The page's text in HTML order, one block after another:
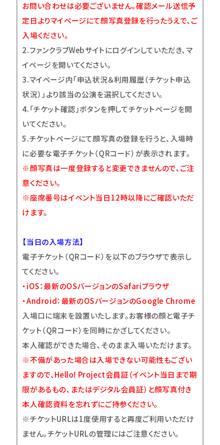
お問い合わせは必要ございません。確認メール送信予
定日よりマイページにて顔写真登録を行ったうえで、ご
入場ください。
2.ファンクラブWebサイトにログインしていただき、マ
イページを開いてください。
3.マイページ内「申込状況＆利用履歴（チケット申込
状況）」より該当の公演を選択してください。
4.「チケット確認」ボタンを押してチケットページを開
いてください。
5.チケットページにて顔写真の登録を行うと、入場時
に必要な電子チケット（QRコード）が表示されます。
※顔写真は一度登録すると変更できませんので、ご注
意ください。
※座席番号はイベント当日12時以降にご確認いただ
けます。
【当日の入場方法】
電子チケット（QRコード）を以下のブラウザで表示し
てください。
・iOS：最新のOSバージョンのSafariブラウザ
・Android：最新のOSバージョンのGoogle Chrome
入場口に端末を設置いたします。お客様の顔と電子チ
ケット（QRコード）を同時にかざしてください。
本人確認ができた場合、そのまま入場いただけます。
※不備があった場合は入場できない可能性もござい
ますので、Hello! Project会員証（イベント当日まで期
限があるもの、またはデジタル会員証）と顔写真付き
本人確認資料を忘れずにご持参ください。
※チケットURLは1度使用すると再度ご利用いただけ
ません。チケットURLの管理にはご注意ください。